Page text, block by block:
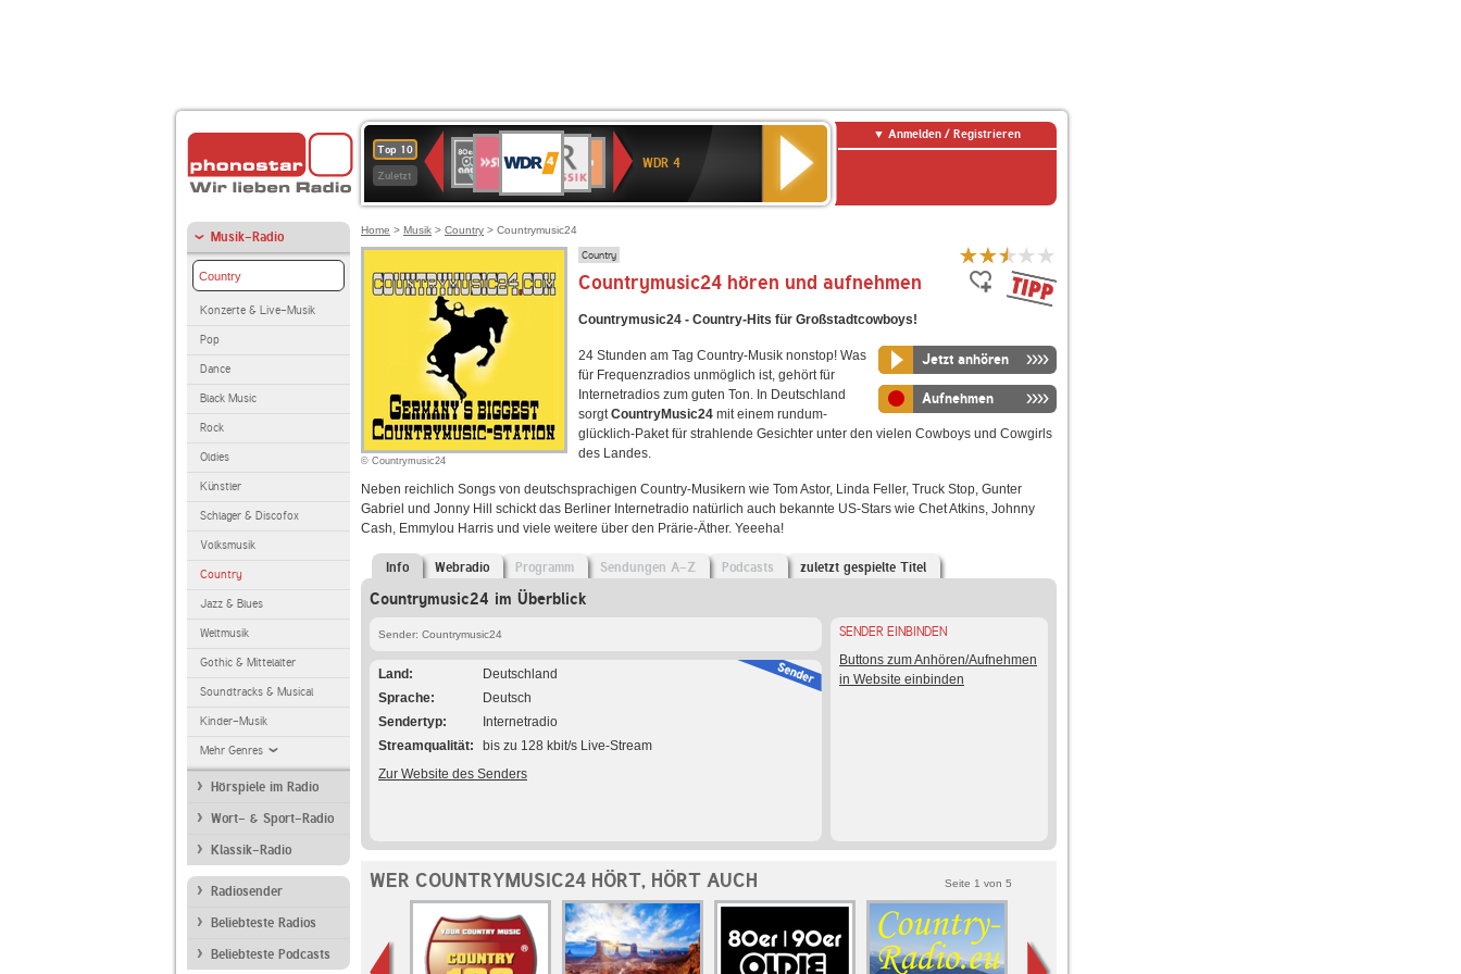
Top 10
Zuletzt
Deutschlandfunk
80er
90er
OLDIE
ANTENNE
4
KLASSIK
Deutschlandfunk
Kultur
Kultur
2
WDR 4
Anmelden / Registrieren
Musik-Radio
Country
Konzerte & Live-Musik
Pop
Dance
Black Music
Rock
Oldies
Künstler
Schlager & Discofox
Volksmusik
Country
Jazz & Blues
Weltmusik
Gothic & Mittelalter
Soundtracks & Musical
Kinder-Musik
Mehr Genres
Hörspiele im Radio
Wort- & Sport-Radio
Klassik-Radio
Radiosender
Beliebteste Radios
Beliebteste Podcasts
Home > Musik > Country > Countrymusic24
© Countrymusic24
Country
Countrymusic24 hören und aufnehmen
Countrymusic24 - Country-Hits für Großstadtcowboys!
Jetzt anhören
Aufnehmen
24 Stunden am Tag Country-Musik nonstop! Was
für Frequenzradios unmöglich ist, gehört für
Internetradios zum guten Ton. In Deutschland
sorgtCountryMusic24 mit einem rundum-
glücklich-Paket für strahlende Gesichter unter den vielen Cowboys und Cowgirls
des Landes.
Neben reichlich Songs von deutschsprachigen Country-Musikern wie Tom Astor, Linda Feller, Truck Stop, Gunter
Gabriel und Jonny Hill schickt das Berliner Internetradio natürlich auch bekannte US-Stars wie Chet Atkins, Johnny
Cash, Emmylou Harris und viele weitere über den Prärie-Äther. Yeeeha!
Info Webradio Programm Sendungen A-Z Podcasts zuletzt gespielte Titel
Countrymusic24 im Überblick
Sender: Countrymusic24
Land
Deutschland
Sprache
Deutsch
Sendertyp
Internetradio
Streamqualität
bis zu 128 kbit/s Live-Stream
Zur Website des Senders
SENDER EINBINDEN
Buttons zum Anhören/Aufnehmen
in Website einbinden
WER COUNTRYMUSIC24 HÖRT, HÖRT AUCH Seite 1 von 5